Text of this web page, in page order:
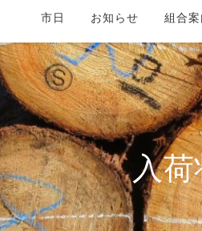
市日 お知らせ 組合案
入